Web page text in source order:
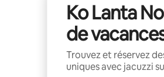
Ko Lanta
de
Trouvez et réservez
uniques avec jacuzzi